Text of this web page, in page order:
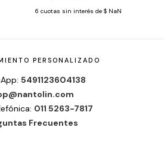
6 cuotas sin interés de $ NaN
PERSONALIZADO
5491123604138
011 5263-7817
Frecuentes